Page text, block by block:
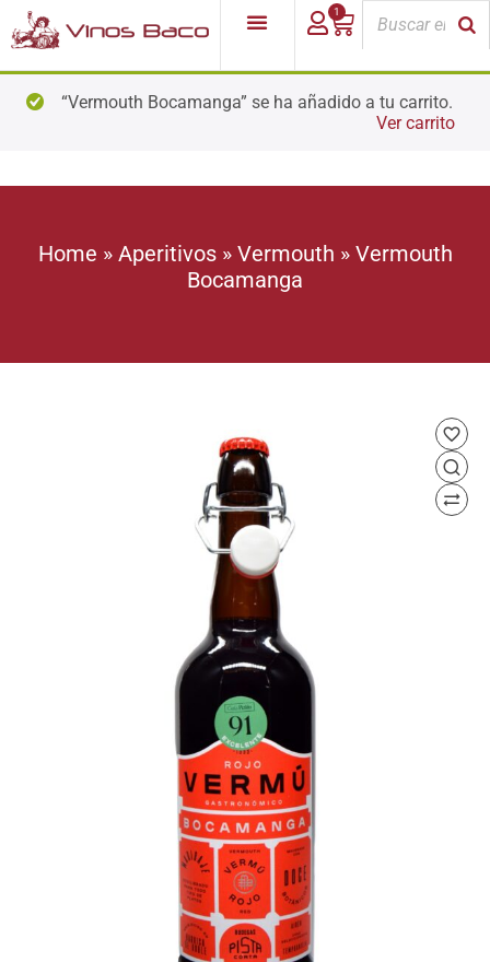
1
“Vermouth Bocamanga” se ha añadido a tu carrito.
Ver carrito
Home » Aperitivos» Vermouth » Vermouth
Bocamanga